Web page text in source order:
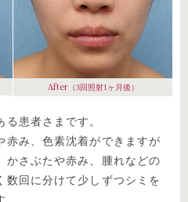
After（3回照射1ヶ月後）
患者さまです。
赤み、色素沈着ができますが
かさぶたや赤み、腫れなどの
数回に分けて少しずつシミを